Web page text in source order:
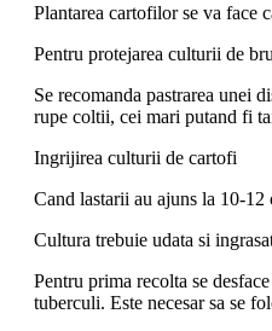
Plantarea cartofilor se va face
Pentru protejarea culturii de
Se recomanda pastrarea unei
rupe coltii, cei mari putand fi
Ingrijirea culturii de cartofi
Cand lastarii au ajuns la 10-12
Cultura trebuie udata si
Pentru prima recolta se
tuberculi. Este necesar sa se